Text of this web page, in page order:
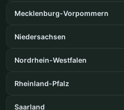
Mecklenburg-Vorpommern
Niedersachsen
Nordrhein-Westfalen
Rheinland-Pfalz
Saarland